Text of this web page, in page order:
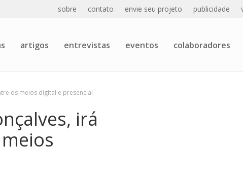
sobre contato envie seu projeto publicidade
artigos entrevistas eventos colaboradores
os meios digital e presencial
irá